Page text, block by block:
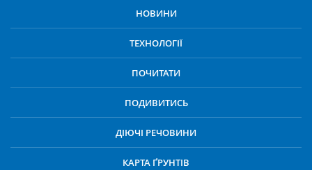
НОВИНИ
ТЕХНОЛОГІЇ
ПОЧИТАТИ
ПОДИВИТИСЬ
ДІЮЧІ РЕЧОВИНИ
КАРТА ҐРУНТІВ